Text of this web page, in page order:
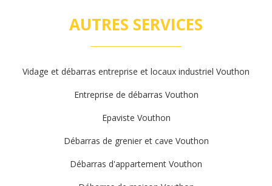
AUTRES SERVICES
Vidage et débarras entreprise et locaux industriel Vouthon
Entreprise de débarras Vouthon
Epaviste Vouthon
Débarras de grenier et cave Vouthon
Débarras d'appartement Vouthon